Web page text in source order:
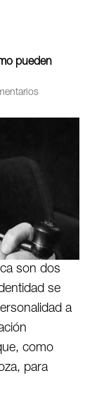
pueden
son dos
se
a
como
para